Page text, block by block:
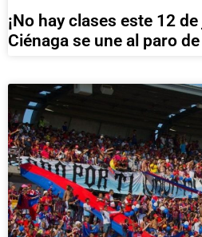
¡No hay clases este 12
Ciénaga se une al paro